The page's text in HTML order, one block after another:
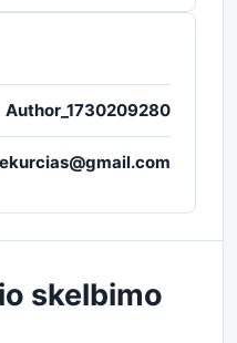
Author_1730209280
skelbimo